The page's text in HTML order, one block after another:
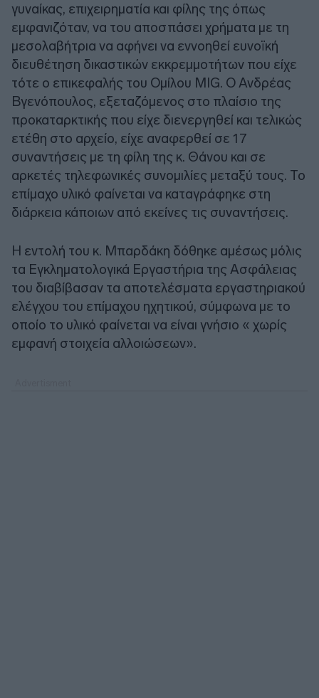
γυναίκας, επιχειρηματία και φίλης της όπως
εμφανιζόταν, να του αποσπάσει χρήματα με τη
μεσολαβήτρια να αφήνει να εννοηθεί ευνοϊκή
διευθέτηση δικαστικών εκκρεμμοτήτων που είχε
τότε ο επικεφαλής του Ομίλου MIG. Ο Ανδρέας
Βγενόπουλος, εξεταζόμενος στο πλαίσιο της
προκαταρκτικής που είχε διενεργηθεί και τελικώς
ετέθη στο αρχείο, είχε αναφερθεί σε 17
συναντήσεις με τη φίλη της κ. Θάνου και σε
αρκετές τηλεφωνικές συνομιλίες μεταξύ τους. Το
επίμαχο υλικό φαίνεται να καταγράφηκε στη
διάρκεια κάποιων από εκείνες τις συναντήσεις.
Η εντολή του κ. Μπαρδάκη δόθηκε αμέσως μόλις
τα Εγκληματολογικά Εργαστήρια της Ασφάλειας
του διαβίβασαν τα αποτελέσματα εργαστηριακού
ελέγχου του επίμαχου ηχητικού, σύμφωνα με το
οποίο το υλικό φαίνεται να είναι γνήσιο « χωρίς
εμφανή στοιχεία αλλοιώσεων».